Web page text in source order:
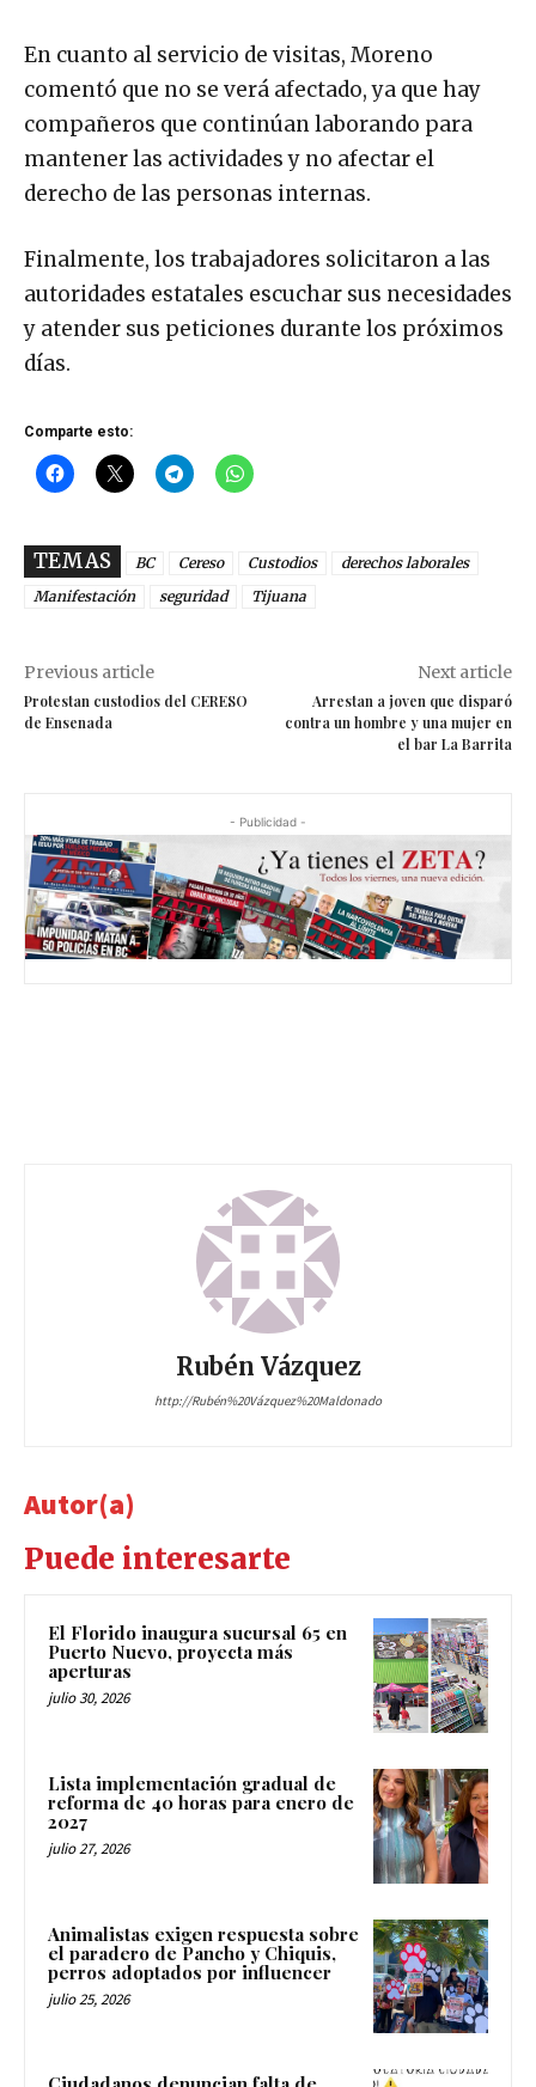
En cuanto al servicio de visitas, Moreno
comentó que no se verá afectado, ya que hay
compañeros que continúan laborando para
mantener las actividades y no afectar el
derecho de las personas internas.
Finalmente, los trabajadores solicitaron a las
autoridades estatales escuchar sus necesidades
y atender sus peticiones durante los próximos
días.
Comparte esto:
TEMAS BC Cereso Custodios
derechos laborales
Manifestación
seguridad Tijuana
Previous article
Protestan custodios del CERESO
de Ensenada
Next article
Arrestan a joven que disparó
contra un hombre y una mujer en
el bar La Barrita
- Publicidad -
Rubén Vázquez
http://Rubén%20Vázquez%20Maldonado
Autor(a)
Puede interesarte
El Florido inaugura sucursal 65 en
Puerto Nuevo, proyecta más
aperturas
julio 30, 2026
Lista implementación gradual de
reforma de 40 horas para enero de
2027
julio 27, 2026
Animalistas exigen respuesta sobre
el paradero de Pancho y Chiquis,
perros adoptados por influencer
julio 25, 2026